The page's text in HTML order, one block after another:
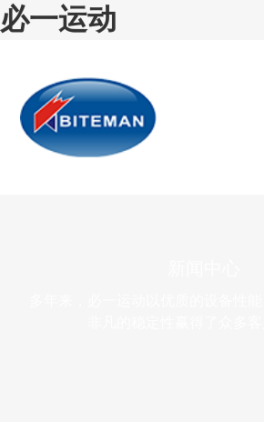
必一运动